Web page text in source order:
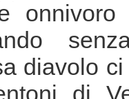
diavolo
di